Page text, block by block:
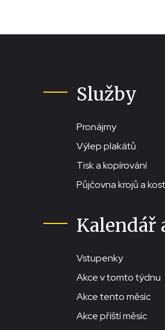
Služby
Pronájmy
Výlep plakátů
Tisk a kopírování
Půjčovna krojů a
Kalendář
Vstupenky
Akce v tomto týdnu
Akce tento měsíc
Akce příští měsíc